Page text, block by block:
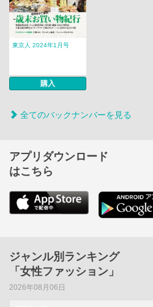
東京人 2024年1月号
購入
全てのバックナンバーを見る
アプリダウンロード
はこちら
ジャンル別ランキング
「女性ファッション」
2026年08月06日